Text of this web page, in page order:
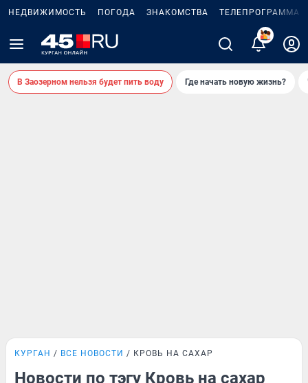
НЕДВИЖИМОСТЬ ПОГОДА ЗНАКОМСТВА ТЕЛЕПРОГРАММА
В Заозерном нельзя будет пить воду Где начать новую жизнь?
КУРГАН ВСЕ НОВОСТИ КРОВЬ НА САХАР
Новости по тэгу Кровь на сахар